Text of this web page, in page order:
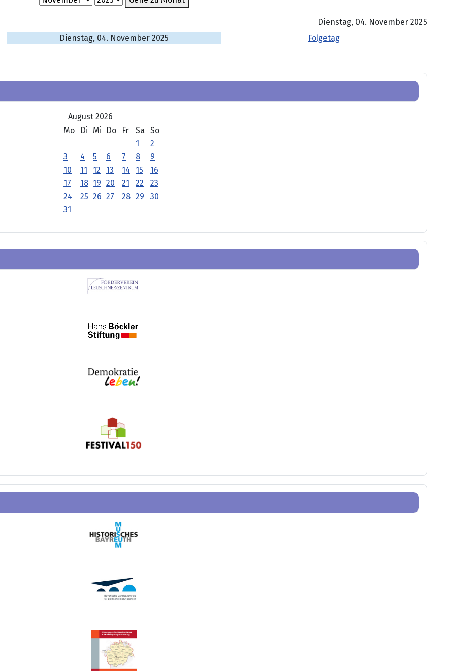
Dienstag, 04. November 2025
Dienstag, 04. November 2025
Folgetag
August 2026
Mo
Di Mi Do Fr Sa
So
1
2
3
4 5 6 7 8
9
10
11 12 13 14 15
16
17
18 19 20 21 22
23
24
25 26 27 28 29
30
31